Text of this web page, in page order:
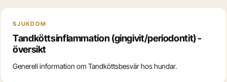
SJUKDOM
Tandköttsinflammation (gingivit/periodontit) -
översikt
Generell information om Tandköttsbesvär hos hundar.